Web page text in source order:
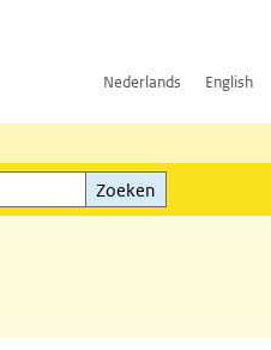
Nederlands English
Zoeken